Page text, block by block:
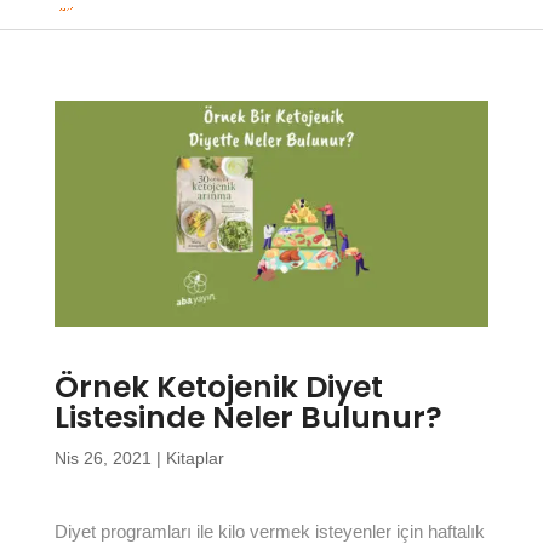
Örnek Ketojenik Diyet
Listesinde Neler Bulunur?
Nis 26, 2021 | Kitaplar
Diyet programları ile kilo vermek isteyenler için haftalık